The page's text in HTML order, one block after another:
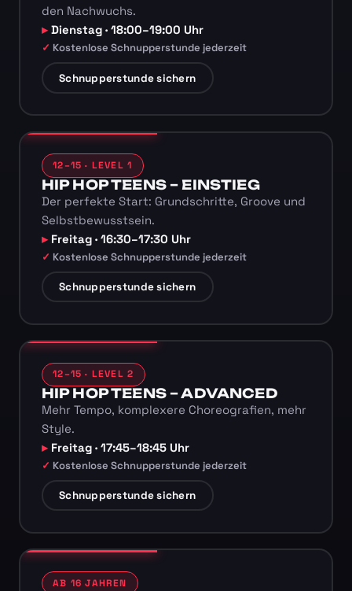
den Nachwuchs.
Dienstag · 18:00–19:00 Uhr
Kostenlose Schnupperstunde jederzeit
Schnupperstunde sichern
12–15 · LEVEL 1
HIP HOP TEENS – EINSTIEG
Der perfekte Start: Grundschritte, Groove und
Selbstbewusstsein.
Freitag · 16:30–17:30 Uhr
Kostenlose Schnupperstunde jederzeit
Schnupperstunde sichern
12–15 · LEVEL 2
HIP HOP TEENS – ADVANCED
Mehr Tempo, komplexere Choreografien, mehr
Style.
Freitag · 17:45–18:45 Uhr
Kostenlose Schnupperstunde jederzeit
Schnupperstunde sichern
AB 16 JAHREN